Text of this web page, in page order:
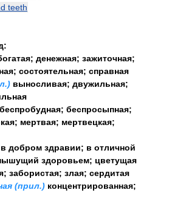
teeth
денежная; зажиточная;
состоятельная; справная
выносливая; двужильная;
беспробудная; беспросыпная;
мертвая; мертвецкая;
в добром здравии; в отличной
здоровьем; цветущая
забористая; злая; сердитая
(прил.) концентрированная;